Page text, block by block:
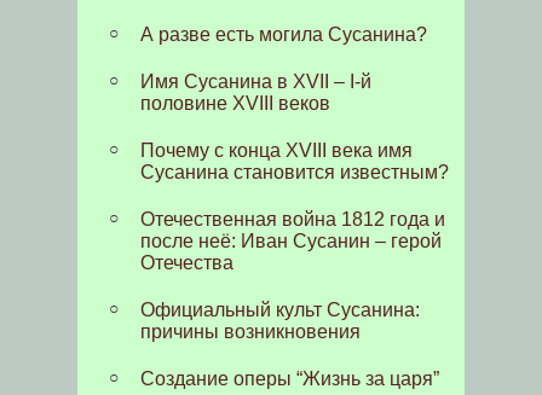
А разве есть могила Сусанина?
Имя Сусанина в XVII – I-й
половине XVIII веков
Почему с конца XVIII века имя
Сусанина становится известным?
Отечественная война 1812 года и
после неё: Иван Сусанин – герой
Отечества
Официальный культ Сусанина:
причины возникновения
Создание оперы “Жизнь за царя”